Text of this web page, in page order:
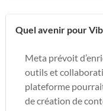
Quel avenir pour
Meta prévoit
outils et
plateforme
de création de